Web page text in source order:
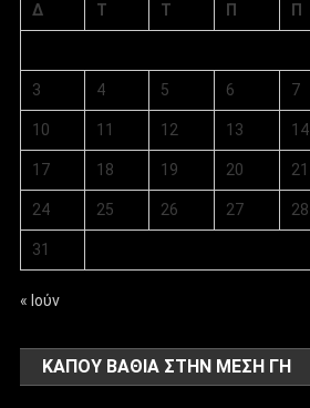
Δ
Τ Τ Π Π
3 4 5 6 7
10 11 12 13 14
17 18 19 20 21
24 25 26 27 28
31
« Ιούν
ΚΑΠΟΥ ΒΑΘΙΑ ΣΤΗΝ ΜΕΣΗ ΓΗ